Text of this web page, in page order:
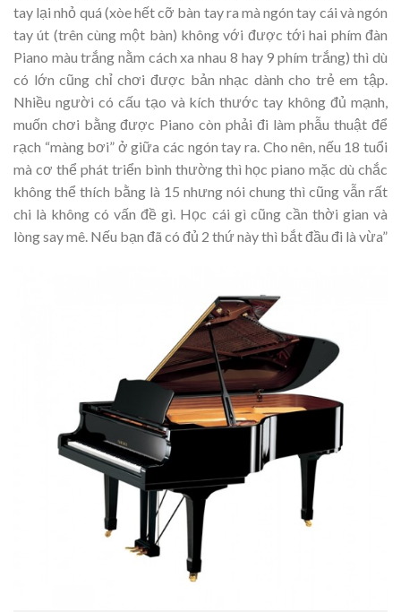
tay lại nhỏ quá (xòe hết cỡ bàn tay ra mà ngón tay cái và ngón
tay út (trên cùng một bàn) không với được tới hai phím đàn
Piano màu trắng nằm cách xa nhau 8 hay 9 phím trắng) thì dù
có lớn cũng chỉ chơi được bản nhạc dành cho trẻ em tập.
Nhiều người có cấu tạo và kích thước tay không đủ mạnh,
muốn chơi bằng được Piano còn phải đi làm phẫu thuật để
rạch “màng bơi” ở giữa các ngón tay ra. Cho nên, nếu 18 tuổi
mà cơ thể phát triển bình thường thì học piano mặc dù chắc
không thể thích bằng là 15 nhưng nói chung thì cũng vẫn rất
chi là không có vấn đề gì. Học cái gì cũng cần thời gian và
lòng say mê. Nếu bạn đã có đủ 2 thứ này thì bắt đầu đi là vừa”